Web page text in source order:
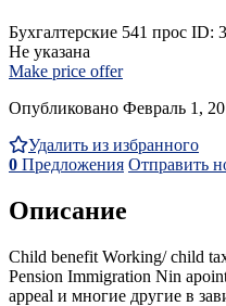
Бухгалтерские 541 прос ID:
Не указана
Make price offer
Опубликовано Февраль 1,
Удалить из избранного
0 Предложения Отправить
Описание
Child benefit Working/ child
Pension Immigration Nin
appeal и многие другие в